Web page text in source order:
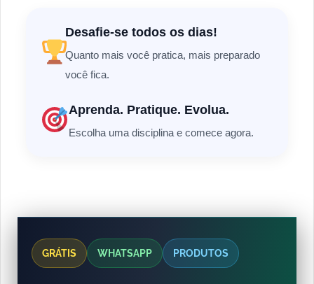
Desafie-se todos os dias!
Quanto mais você pratica, mais preparado
você fica.
Aprenda. Pratique. Evolua.
Escolha uma disciplina e comece agora.
GRÁTIS WHATSAPP PRODUTOS